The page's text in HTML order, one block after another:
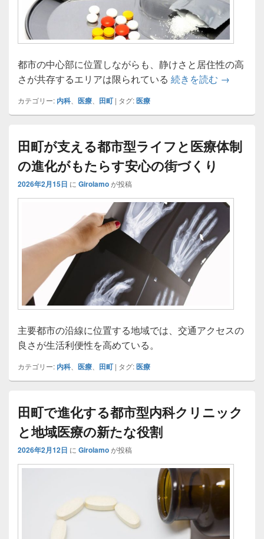
都市の中心部に位置しながらも、静けさと居住性の高
さが共存するエリアは限られている 続きを読む 田町で実
→
カテゴリー: 内科、 医療 田町 | タグ:医療
田町が支える都市型ライフと医療体制
の進化がもたらす安心の街づくり
2026年2月15日 に Girolamoが投稿
主要都市の沿線に位置する地域では、交通アクセスの
良さが生活利便性を高めている。
カテゴリー: 内科、 医療 田町 | タグ:医療
田町で進化する都市型内科クリニック
と地域医療の新たな役割
2026年2月12日 に Girolamoが投稿